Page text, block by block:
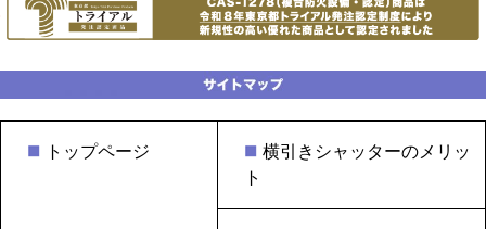
トップページ
横引きシャッターのメリッ
ト